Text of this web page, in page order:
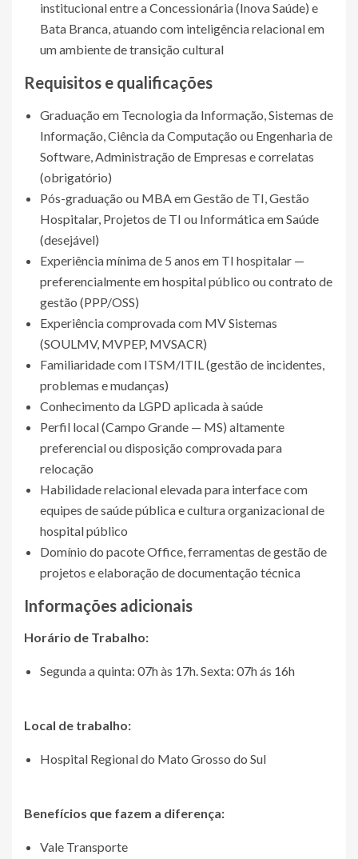
institucional entre a Concessionária (Inova Saúde) e
Bata Branca, atuando com inteligência relacional em
um ambiente de transição cultural
Requisitos e qualificações
Graduação em Tecnologia da Informação, Sistemas de
Informação, Ciência da Computação ou Engenharia de
Software, Administração de Empresas e correlatas
(obrigatório)
Pós-graduação ou MBA em Gestão de TI, Gestão
Hospitalar, Projetos de TI ou Informática em Saúde
(desejável)
Experiência mínima de 5 anos em TI hospitalar —
preferencialmente em hospital público ou contrato de
gestão (PPP/OSS)
Experiência comprovada com MV Sistemas
(SOULMV, MVPEP, MVSACR)
Familiaridade com ITSM/ITIL (gestão de incidentes,
problemas e mudanças)
Conhecimento da LGPD aplicada à saúde
Perfil local (Campo Grande — MS) altamente
preferencial ou disposição comprovada para
relocação
Habilidade relacional elevada para interface com
equipes de saúde pública e cultura organizacional de
hospital público
Domínio do pacote Office, ferramentas de gestão de
projetos e elaboração de documentação técnica
Informações adicionais
Horário de Trabalho:
Segunda a quinta: 07h às 17h. Sexta: 07h ás 16h
Local de trabalho:
Hospital Regional do Mato Grosso do Sul
Benefícios que fazem a diferença:
Vale Transporte